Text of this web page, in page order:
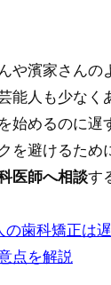
や濱家さんの
能人も少なく
始めるのに遅
を避けるため
医師へ相談す
の歯科矯正は
点を解説